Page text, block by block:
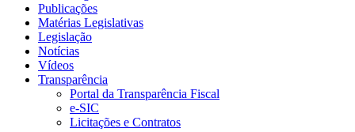
Publicações
Matérias Legislativas
Legislação
Notícias
Vídeos
Transparência
Portal da Transparência Fiscal
e-SIC
Licitações e Contratos